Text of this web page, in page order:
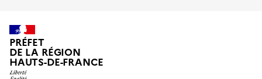
PRÉFET
DE LA RÉGION
HAUTS-DE-FRANCE